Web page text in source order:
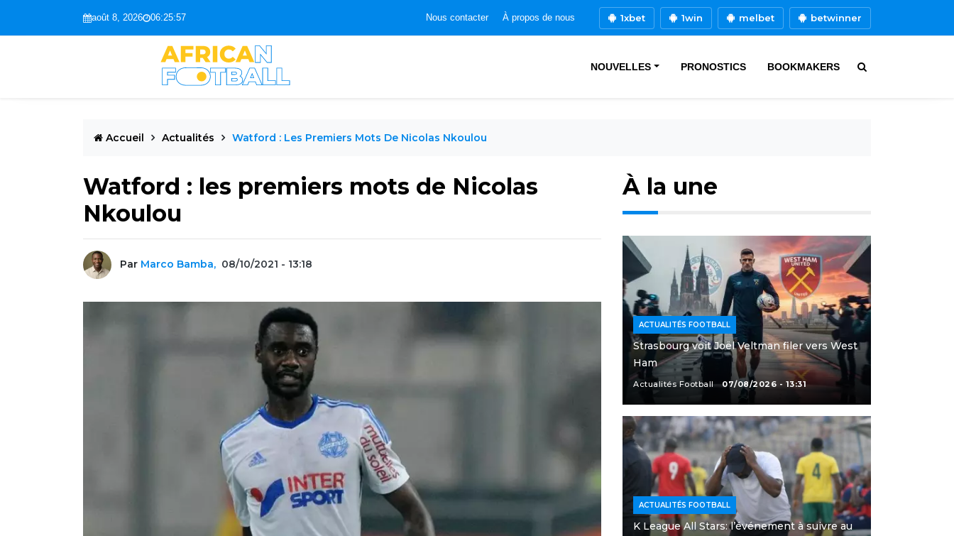
août 8, 2026 06:25:58 Nous contacter À propos de nous 1xbet 1win melbet betwinner
NOUVELLES PRONOSTICS BOOKMAKERS
Accueil Actualités Watford : Les Premiers Mots De Nicolas Nkoulou
Watford : les premiers mots de Nicolas
Nkoulou
Par Marco Bamba, 08/10/2021 - 13:18
À la une
ACTUALITÉS FOOTBALL
Strasbourg voit Joël Veltman filer vers West
Ham
Actualités Football 07/08/2026 - 13:31
ACTUALITÉS FOOTBALL
K League All Stars: l’événement à suivre au